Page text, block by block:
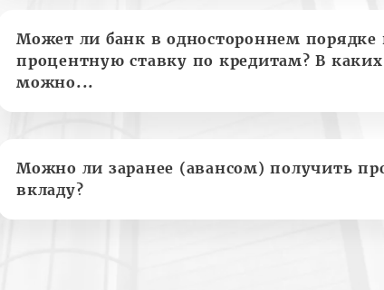
Может ли банк в одностороннем порядке
процентную ставку по кредитам? В каких
можно...
Можно ли заранее (авансом) получить
вкладу?